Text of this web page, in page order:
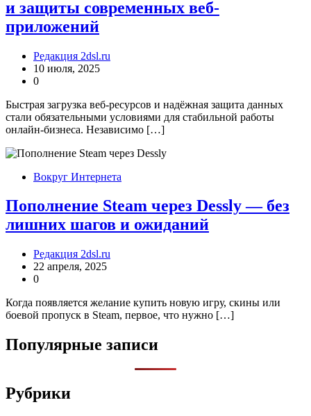
и защиты современных веб-
приложений
Редакция 2dsl.ru
10 июля, 2025
0
Быстрая загрузка веб-ресурсов и надёжная защита данных
стали обязательными условиями для стабильной работы
онлайн-бизнеса. Независимо […]
Вокруг Интернета
Пополнение Steam через Dessly — без
лишних шагов и ожиданий
Редакция 2dsl.ru
22 апреля, 2025
0
Когда появляется желание купить новую игру, скины или
боевой пропуск в Steam, первое, что нужно […]
Популярные записи
Рубрики